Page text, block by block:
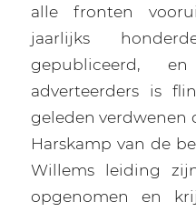
alle fronten
jaarlijks
gepubliceerd,
adverteerders is
geleden verdwenen
Harskamp van de
Willems leiding
opgenomen en